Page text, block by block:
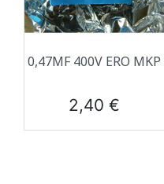
0,47ΜF 400V ERO MKP
Prix
2,40 €